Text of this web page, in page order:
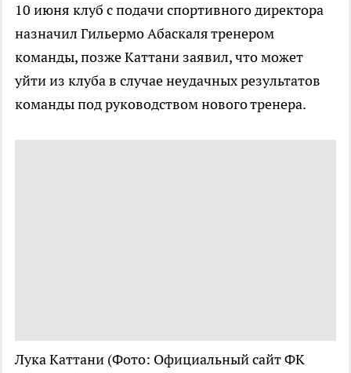
10 июня клуб с подачи спортивного директора
назначил Гильермо Абаскаля тренером
команды, позже Каттани заявил, что может
уйти из клуба в случае неудачных результатов
команды под руководством нового тренера.
Лука Каттани (Фото: Официальный сайт ФК